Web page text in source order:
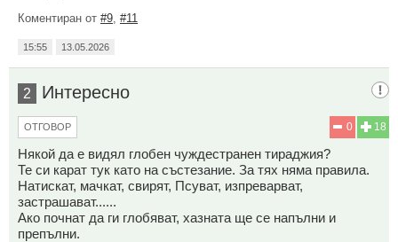
Коментиран от #9 #11
15:55 13.05.2026
2 Интересно
18
0
ОТГОВОР
Някой да е видял глобен чуждестранен тираджия?
Те си карат тук като на състезание. За тях няма правила.
Натискат, мачкат, свирят, Псуват, изпреварват,
застрашават......
Ако почнат да ги глобяват, хазната ще се напълни и
препълни.